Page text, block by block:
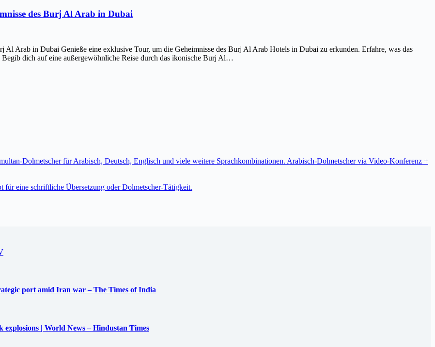
des Burj Al Arab in Dubai
Arab in Dubai Genieße eine exklusive Tour, um die Geheimnisse des Burj Al Arab Hotels in Dubai zu erkunden. Erfahre, was das
dich auf eine außergewöhnliche Reise durch das ikonische Burj Al…
Dolmetscher für Arabisch, Deutsch, Englisch und viele weitere Sprachkombinationen. Arabisch-Dolmetscher via Video-Konferenz +
für eine schriftliche Übersetzung oder Dolmetscher-Tätigkeit.
port amid Iran war – The Times of India
| World News – Hindustan Times